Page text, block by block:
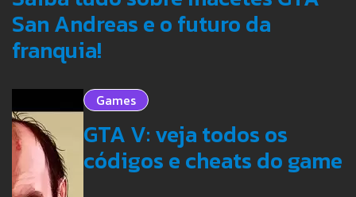
San Andreas e o futuro da
franquia!
Games
GTA V: veja todos os
códigos e cheats do game